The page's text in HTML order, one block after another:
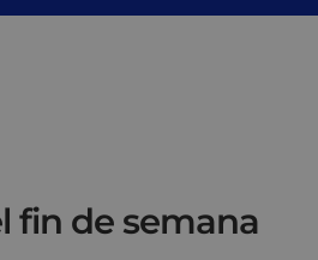
fin de semana